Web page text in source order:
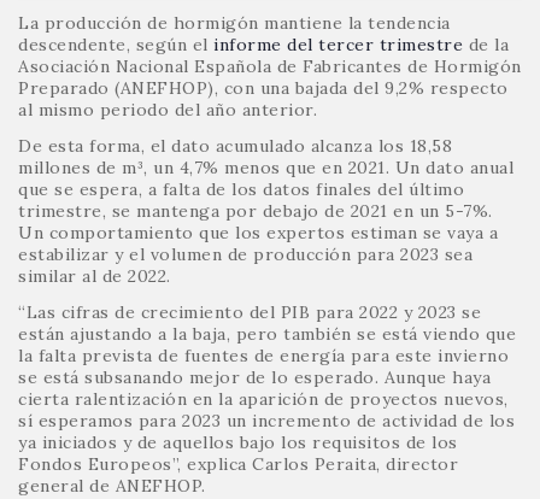
La producción de hormigón mantiene la tendencia
descendente, según el informe del tercer trimestre de la
Asociación Nacional Española de Fabricantes de Hormigón
Preparado (ANEFHOP), con una bajada del 9,2% respecto
al mismo periodo del año anterior.
De esta forma, el dato acumulado alcanza los 18,58
millones de m³, un 4,7% menos que en 2021. Un dato anual
que se espera, a falta de los datos finales del último
trimestre, se mantenga por debajo de 2021 en un 5-7%.
Un comportamiento que los expertos estiman se vaya a
estabilizar y el volumen de producción para 2023 sea
similar al de 2022.
“Las cifras de crecimiento del PIB para 2022 y 2023 se
están ajustando a la baja, pero también se está viendo que
la falta prevista de fuentes de energía para este invierno
se está subsanando mejor de lo esperado. Aunque haya
cierta ralentización en la aparición de proyectos nuevos,
sí esperamos para 2023 un incremento de actividad de los
ya iniciados y de aquellos bajo los requisitos de los
Fondos Europeos”, explica Carlos Peraita, director
general de ANEFHOP.